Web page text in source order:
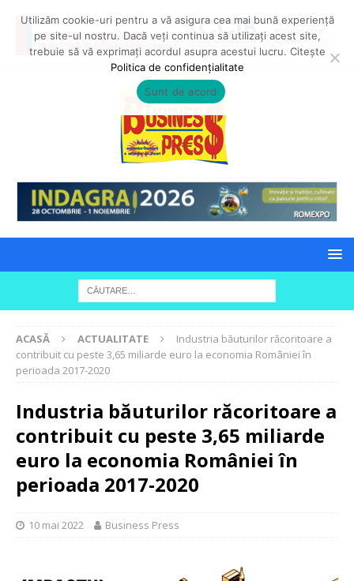
ACASĂ ACTUALITATE
Industria băuturilor răcoritoare a
contribuit cu peste 3,65 miliarde euro la economia României în
perioada 2017-2020
Industria băuturilor răcoritoare a
contribuit cu peste 3,65 miliarde
euro la economia României în
perioada 2017-2020
10 mai 2022 Business Press
Utilizăm cookie-uri pentru a vă asigura cea mai bună experiență
pe site-ul nostru. Dacă veți continua să utilizați acest site,
trebuie să vă exprimați acordul asupra acestui lucru. Citește
Politica de confidențialitate
Sunt de acord